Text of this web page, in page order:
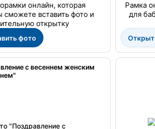
онлайн, которая
вставить фото и
открытку
фото
Рамка
для
с весеннем женским